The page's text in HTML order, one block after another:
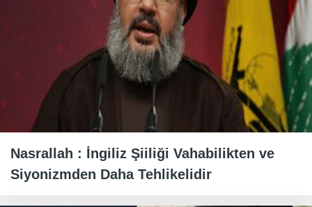
Nasrallah : İngiliz Şiiliği Vahabilikten ve
Siyonizmden Daha Tehlikelidir